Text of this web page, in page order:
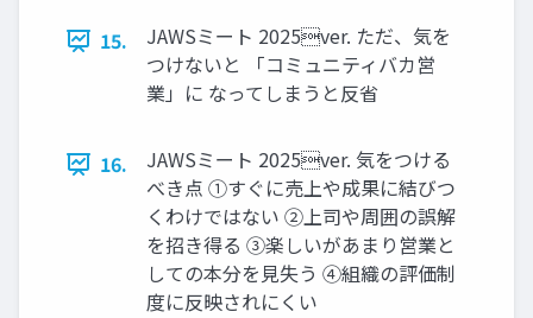
15.
JAWSミート 2025ver. ただ、気を
つけないと 「コミュニティバカ営
業」に なってしまうと反省
16.
JAWSミート 2025ver. 気をつける
べき点 ①すぐに売上や成果に結びつ
くわけではない ②上司や周囲の誤解
を招き得る ③楽しいがあまり営業と
しての本分を⾒失う ④組織の評価制
度に反映されにくい